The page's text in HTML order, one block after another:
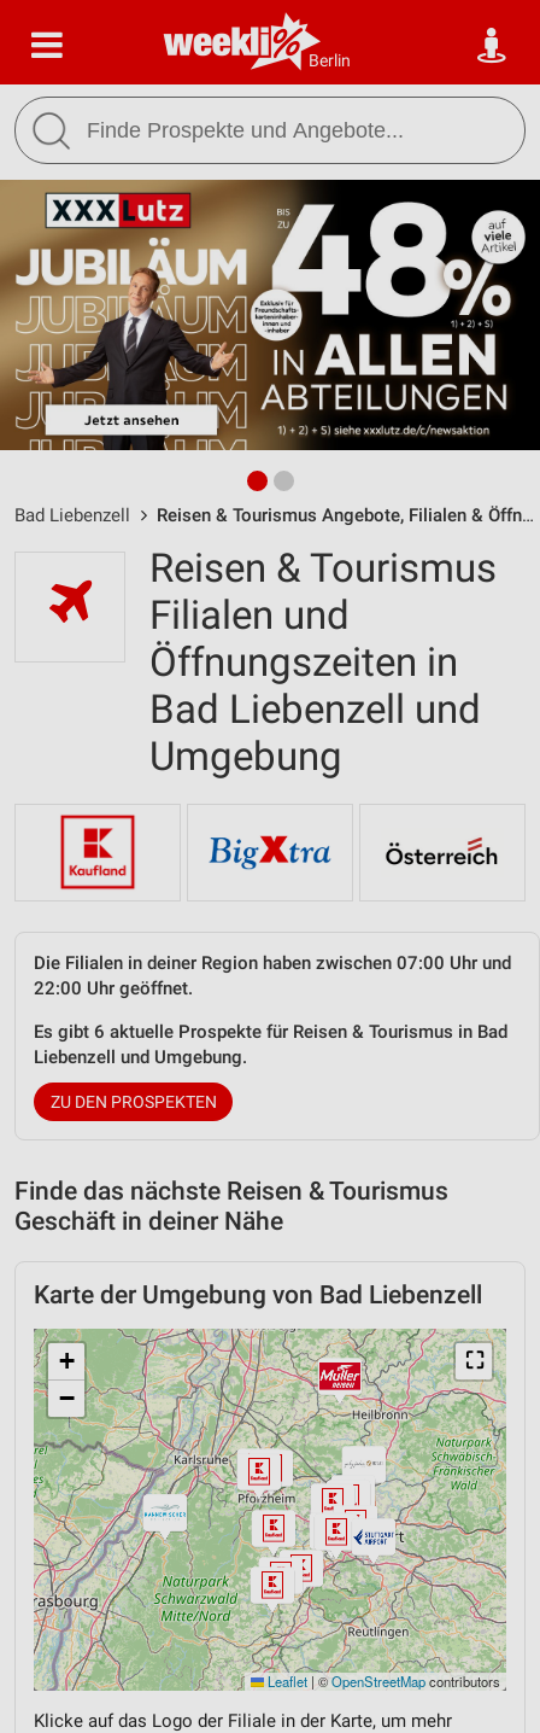
Berlin
Bad Liebenzell Reisen & Tourismus Angebote, Filialen & Öffnungszeiten
Reisen & Tourismus
Filialen und
Öffnungszeiten in
Bad Liebenzell und
Umgebung
Die Filialen in deiner Region haben zwischen 07:00 Uhr und
22:00 Uhr geöffnet.
Es gibt 6 aktuelle Prospekte für Reisen & Tourismus in Bad
Liebenzell und Umgebung.
ZU DEN PROSPEKTEN
Finde das nächste Reisen & Tourismus
Geschäft in deiner Nähe
Karte der Umgebung von Bad Liebenzell
⛶
+
−
Leaflet | ©OpenStreetMapcontributors
Klicke auf das Logo der Filiale in der Karte, um mehr